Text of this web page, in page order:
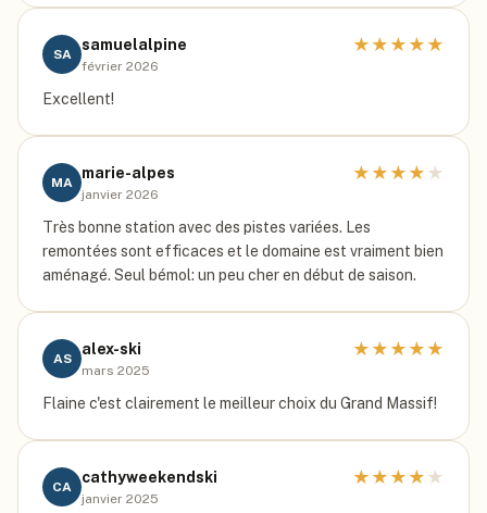
SA
samuelalpine
février 2026
★ ★ ★ ★ ★
Excellent!
MA
marie-alpes
janvier 2026
★ ★ ★ ★ ★
Très bonne station avec des pistes variées. Les
remontées sont efficaces et le domaine est vraiment bien
aménagé. Seul bémol: un peu cher en début de saison.
AS
alex-ski
mars 2025
★ ★ ★ ★ ★
Flaine c'est clairement le meilleur choix du Grand Massif!
CA
cathyweekendski
janvier 2025
★ ★ ★ ★ ★